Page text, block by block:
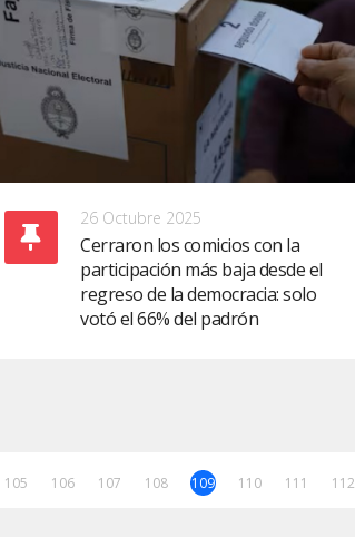
26 Octubre 2025
Cerraron los comicios con la
participación más baja desde el
regreso de la democracia: solo
votó el 66% del padrón
105 106 107 108 109 110 111 112